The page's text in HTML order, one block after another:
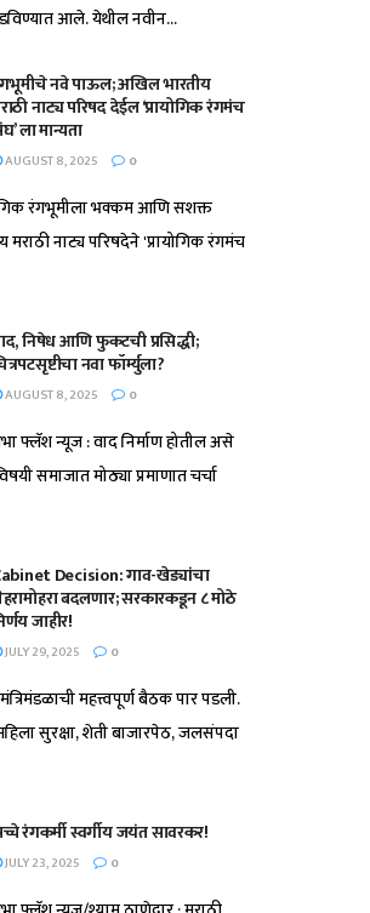
आले. येथील नवीन...
नवे पाऊल; अखिल भारतीय
नाट्य परिषद देईल ‘प्रायोगिक रंगमंच
ला मान्यता
AUGUST 8, 2025 0
रंगभूमीला भक्कम आणि सशक्त
नाट्य परिषदेने 'प्रायोगिक रंगमंच
निषेध आणि फुकटची प्रसिद्धी;
नवा फॉर्म्युला?
AUGUST 8, 2025 0
फ्लॅश न्यूज : वाद निर्माण होतील असे
समाजात मोठ्या प्रमाणात चर्चा
Decision: गाव-खेड्यांचा
बदलणार; सरकारकडून ८ मोठे
जाहीर!
JULY 29, 2025 0
महत्त्वपूर्ण बैठक पार पडली.
सुरक्षा, शेती बाजारपेठ, जलसंपदा
रंगकर्मी स्वर्गीय जयंत सावरकर!
JULY 23, 2025 0